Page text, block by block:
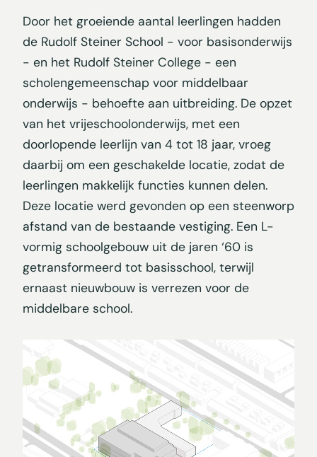
Door het groeiende aantal leerlingen hadden
de Rudolf Steiner School - voor basisonderwijs
- en het Rudolf Steiner College - een
scholengemeenschap voor middelbaar
onderwijs - behoefte aan uitbreiding. De opzet
van het vrijeschoolonderwijs, met een
doorlopende leerlijn van 4 tot 18 jaar, vroeg
daarbij om een geschakelde locatie, zodat de
leerlingen makkelijk functies kunnen delen.
Deze locatie werd gevonden op een steenworp
afstand van de bestaande vestiging. Een L-
vormig schoolgebouw uit de jaren ‘60 is
getransformeerd tot basisschool, terwijl
ernaast nieuwbouw is verrezen voor de
middelbare school.